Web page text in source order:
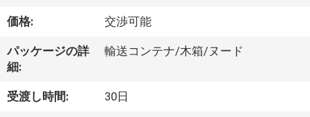
VR
シ
ョ
ー
価格: 交渉可能
パッケージの詳
細:
輸送コンテナ/木箱/ヌード
受渡し時間: 30日